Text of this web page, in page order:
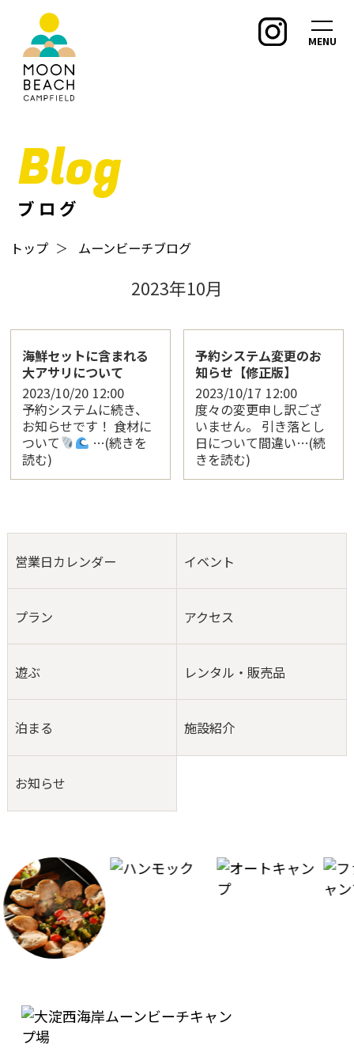
MENU
Blog
ブログ
トップ ＞ ムーンビーチブログ
2023年10月
海鮮セットに含まれる
大アサリについて
2023/10/20 12:00
予約システムに続き、
お知らせです！ 食材に
ついて
…(続きを
読む)
予約システム変更のお
知らせ【修正版】
2023/10/17 12:00
度々の変更申し訳ござ
いません。 引き落とし
日について間違い…(続
きを読む)
営業日カレンダー イベント
プラン アクセス
遊ぶ レンタル・販売品
泊まる 施設紹介
お知らせ